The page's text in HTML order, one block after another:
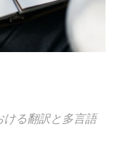
る翻訳と多言語